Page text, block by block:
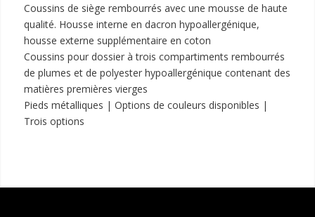
Coussins de siège rembourrés avec une mousse de haute
qualité. Housse interne en dacron hypoallergénique,
housse externe supplémentaire en coton
Coussins pour dossier à trois compartiments rembourrés
de plumes et de polyester hypoallergénique contenant des
matières premières vierges
Pieds métalliques | Options de couleurs disponibles |
Trois options